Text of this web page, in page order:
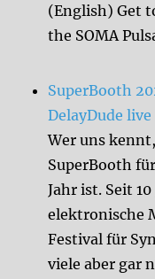
(English) Get
the SOMA
SuperBooth
DelayDude live
Wer uns
SuperBooth
Jahr ist. Seit
elektronische
Festival für
viele aber gar